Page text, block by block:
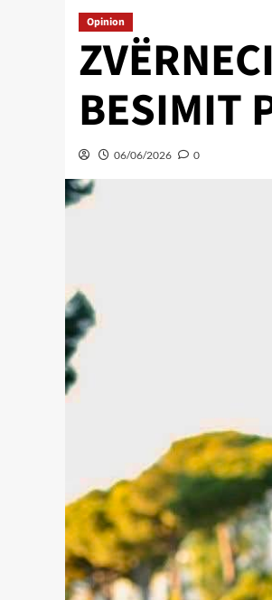
Opinion
BESIMIT
06/06/2026 0